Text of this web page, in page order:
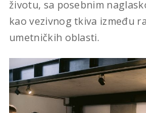
životu, sa posebnim
kao vezivnog tkiva između
umetničkih oblasti.